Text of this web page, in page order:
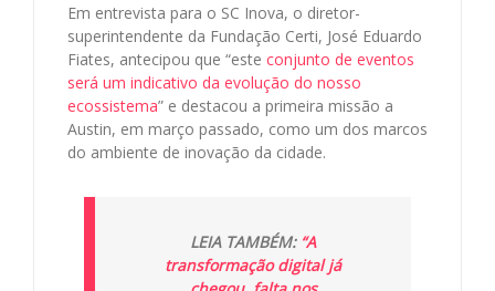
Em entrevista para o SC Inova, o diretor-
superintendente da Fundação Certi, José Eduardo
Fiates, antecipou que “este conjunto de eventos
será um indicativo da evolução do nosso
ecossistema” e destacou a primeira missão a
Austin, em março passado, como um dos marcos
do ambiente de inovação da cidade.
LEIA TAMBÉM: “A
transformação digital já